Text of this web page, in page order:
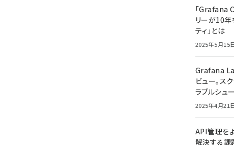
「Grafana
リーが10年
ティ」とは
2025年5月15
Grafana
ビュー。ス
ラブルシュ
2025年4月21
API管理を
解決する課